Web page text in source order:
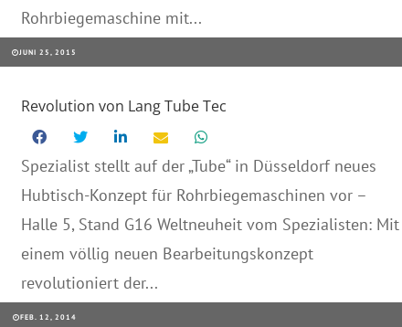
Rohrbiegemaschine mit...
JUNI 25, 2015
Revolution von Lang Tube Tec
Spezialist stellt auf der „Tube“ in Düsseldorf neues
Hubtisch-Konzept für Rohrbiegemaschinen vor –
Halle 5, Stand G16 Weltneuheit vom Spezialisten: Mit
einem völlig neuen Bearbeitungskonzept
revolutioniert der...
FEB. 12, 2014